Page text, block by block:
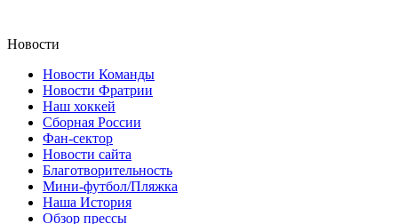
Новости
Новости Команды
Новости Фратрии
Наш хоккей
Сборная России
Фан-cектор
Новости сайта
Благотворительность
Мини-футбол/Пляжка
Наша История
Обзор прессы